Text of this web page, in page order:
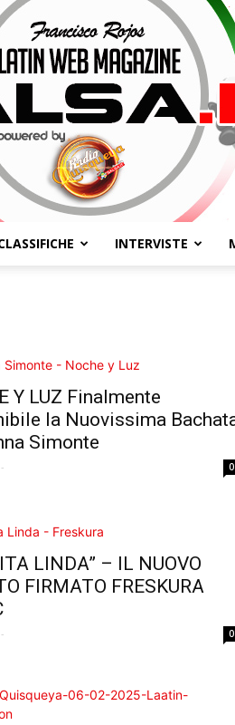
INTERVISTE
Y LUZ Finalmente
la Nuovissima
Simonte
- 0
LINDA” – IL NUOVO
FIRMATO FRESKURA
- 0